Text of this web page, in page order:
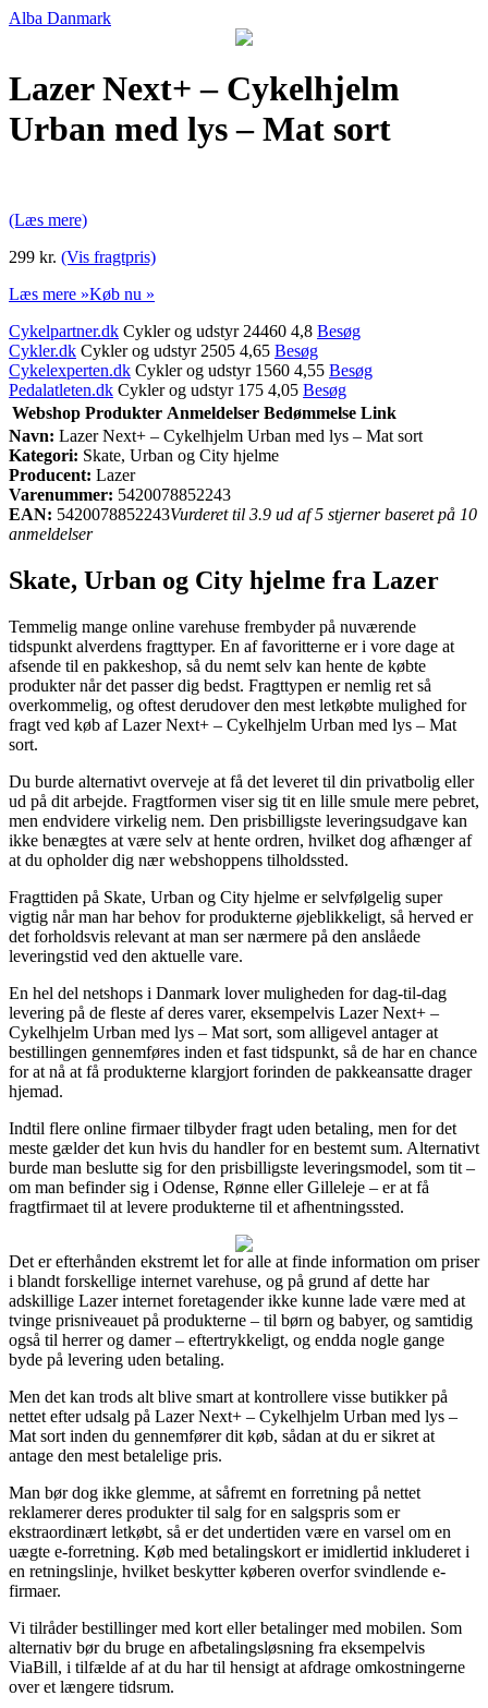
Alba Danmark
Lazer Next+ – Cykelhjelm
Urban med lys – Mat sort
(Læs mere)
299 kr. (Vis fragtpris)
Læs mere »Køb nu »
Cykelpartner.dk Cykler og udstyr 24460 4,8 Besøg
Cykler.dk Cykler og udstyr 2505 4,65 Besøg
Cykelexperten.dk Cykler og udstyr 1560 4,55 Besøg
Pedalatleten.dk Cykler og udstyr 175 4,05 Besøg
Webshop Produkter Anmeldelser Bedømmelse Link
Navn: Lazer Next+ – Cykelhjelm Urban med lys – Mat sort
Kategori: Skate, Urban og City hjelme
Producent: Lazer
Varenummer: 5420078852243
EAN: 5420078852243Vurderet til 3.9 ud af 5 stjerner baseret på 10
anmeldelser
Skate, Urban og City hjelme fra Lazer
Temmelig mange online varehuse frembyder på nuværende
tidspunkt alverdens fragttyper. En af favoritterne er i vore dage at
afsende til en pakkeshop, så du nemt selv kan hente de købte
produkter når det passer dig bedst. Fragttypen er nemlig ret så
overkommelig, og oftest derudover den mest letkøbte mulighed for
fragt ved køb af Lazer Next+ – Cykelhjelm Urban med lys – Mat
sort.
Du burde alternativt overveje at få det leveret til din privatbolig eller
ud på dit arbejde. Fragtformen viser sig tit en lille smule mere pebret,
men endvidere virkelig nem. Den prisbilligste leveringsudgave kan
ikke benægtes at være selv at hente ordren, hvilket dog afhænger af
at du opholder dig nær webshoppens tilholdssted.
Fragttiden på Skate, Urban og City hjelme er selvfølgelig super
vigtig når man har behov for produkterne øjeblikkeligt, så herved er
det forholdsvis relevant at man ser nærmere på den anslåede
leveringstid ved den aktuelle vare.
En hel del netshops i Danmark lover muligheden for dag-til-dag
levering på de fleste af deres varer, eksempelvis Lazer Next+ –
Cykelhjelm Urban med lys – Mat sort, som alligevel antager at
bestillingen gennemføres inden et fast tidspunkt, så de har en chance
for at nå at få produkterne klargjort forinden de pakkeansatte drager
hjemad.
Indtil flere online firmaer tilbyder fragt uden betaling, men for det
meste gælder det kun hvis du handler for en bestemt sum. Alternativt
burde man beslutte sig for den prisbilligste leveringsmodel, som tit –
om man befinder sig i Odense, Rønne eller Gilleleje – er at få
fragtfirmaet til at levere produkterne til et afhentningssted.
Det er efterhånden ekstremt let for alle at finde information om priser
i blandt forskellige internet varehuse, og på grund af dette har
adskillige Lazer internet foretagender ikke kunne lade være med at
tvinge prisniveauet på produkterne – til børn og babyer, og samtidig
også til herrer og damer – eftertrykkeligt, og endda nogle gange
byde på levering uden betaling.
Men det kan trods alt blive smart at kontrollere visse butikker på
nettet efter udsalg på Lazer Next+ – Cykelhjelm Urban med lys –
Mat sort inden du gennemfører dit køb, sådan at du er sikret at
antage den mest betalelige pris.
Man bør dog ikke glemme, at såfremt en forretning på nettet
reklamerer deres produkter til salg for en salgspris som er
ekstraordinært letkøbt, så er det undertiden være en varsel om en
uægte e-forretning. Køb med betalingskort er imidlertid inkluderet i
en retningslinje, hvilket beskytter køberen overfor svindlende e-
firmaer.
Vi tilråder bestillinger med kort eller betalinger med mobilen. Som
alternativ bør du bruge en afbetalingsløsning fra eksempelvis
ViaBill, i tilfælde af at du har til hensigt at afdrage omkostningerne
over et længere tidsrum.